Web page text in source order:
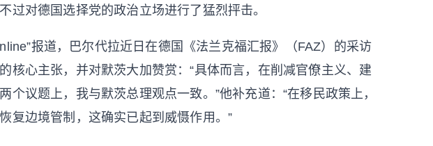
过对德国选择党的政治立场进行了猛烈抨击。
报道，巴尔代拉近日在德国《法兰克福汇报》（FAZ）的采访
核心主张，并对默茨大加赞赏：“具体而言，在削减官僚主义、建
个议题上，我与默茨总理观点一致。”他补充道：“在移民政策上，
复边境管制，这确实已起到威慑作用。”